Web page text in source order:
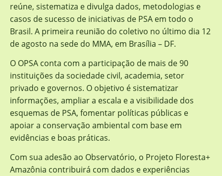
reúne, sistematiza e divulga dados, metodologias e
casos de sucesso de iniciativas de PSA em todo o
Brasil. A primeira reunião do coletivo no último dia 12
de agosto na sede do MMA, em Brasília – DF.
O OPSA conta com a participação de mais de 90
instituições da sociedade civil, academia, setor
privado e governos. O objetivo é sistematizar
informações, ampliar a escala e a visibilidade dos
esquemas de PSA, fomentar políticas públicas e
apoiar a conservação ambiental com base em
evidências e boas práticas.
Com sua adesão ao Observatório, o Projeto Floresta+
Amazônia contribuirá com dados e experiências